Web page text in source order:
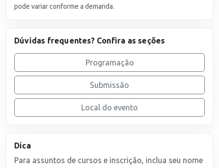
pode variar conforme a demanda.
Dúvidas frequentes? Confira as seções
Programação
Submissão
Local do evento
Dica
Para assuntos de cursos e inscrição, inclua seu nome